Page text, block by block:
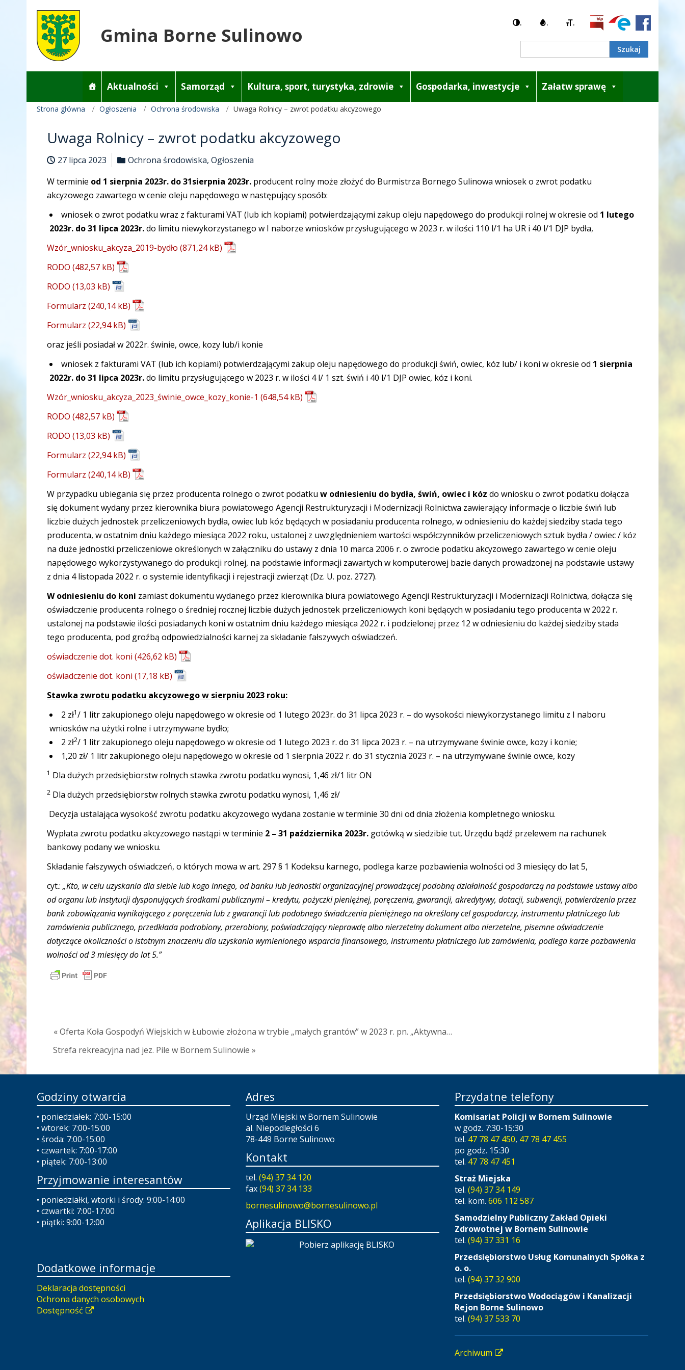
Gmina Borne Sulinowo
. . .
Aktualności Samorząd Kultura, sport, turystyka, zdrowie Gospodarka, inwestycje Załatw sprawę
Strona główna Ogłoszenia Ochrona środowiska Uwaga Rolnicy – zwrot podatku akcyzowego
Uwaga Rolnicy – zwrot podatku akcyzowego
27 lipca 2023 Ochrona środowiska, Ogłoszenia
W terminie od 1 sierpnia 2023r. do 31sierpnia 2023r. producent rolny może złożyć do Burmistrza Bornego Sulinowa wniosek o zwrot podatku
akcyzowego zawartego w cenie oleju napędowego w następujący sposób:
wniosek o zwrot podatku wraz z fakturami VAT (lub ich kopiami) potwierdzającymi zakup oleju napędowego do produkcji rolnej w okresie od 1 lutego
2023r. do 31 lipca 2023r.do limitu niewykorzystanego w I naborze wniosków przysługującego w 2023 r. w ilości 110 l/1 ha UR i 40 l/1 DJP bydła,
Wzór_wniosku_akcyza_2019-bydło
RODO
RODO
Formularz
Formularz
oraz jeśli posiadał w 2022r. świnie, owce, kozy lub/i konie
wniosek z fakturami VAT (lub ich kopiami) potwierdzającymi zakup oleju napędowego do produkcji świń, owiec, kóz lub/ i koni w okresie od 1 sierpnia
2022r. do 31 lipca 2023r.do limitu przysługującego w 2023 r. w ilości 4 l/ 1 szt. świń i 40 l/1 DJP owiec, kóz i koni.
Wzór_wniosku_akcyza_2023_świnie_owce_kozy_konie-1
RODO
RODO
Formularz
Formularz
W przypadku ubiegania się przez producenta rolnego o zwrot podatku w odniesieniu do bydła, świń, owiec i kóz do wniosku o zwrot podatku dołącza
się dokument wydany przez kierownika biura powiatowego Agencji Restrukturyzacji i Modernizacji Rolnictwa zawierający informacje o liczbie świń lub
liczbie dużych jednostek przeliczeniowych bydła, owiec lub kóz będących w posiadaniu producenta rolnego, w odniesieniu do każdej siedziby stada tego
producenta, w ostatnim dniu każdego miesiąca 2022 roku, ustalonej z uwzględnieniem wartości współczynników przeliczeniowych sztuk bydła / owiec / kóz
na duże jednostki przeliczeniowe określonych w załączniku do ustawy z dnia 10 marca 2006 r. o zwrocie podatku akcyzowego zawartego w cenie oleju
napędowego wykorzystywanego do produkcji rolnej, na podstawie informacji zawartych w komputerowej bazie danych prowadzonej na podstawie ustawy
z dnia 4 listopada 2022 r. o systemie identyfikacji i rejestracji zwierząt (Dz. U. poz. 2727).
W odniesieniu do koni zamiast dokumentu wydanego przez kierownika biura powiatowego Agencji Restrukturyzacji i Modernizacji Rolnictwa, dołącza się
oświadczenie producenta rolnego o średniej rocznej liczbie dużych jednostek przeliczeniowych koni będących w posiadaniu tego producenta w 2022 r.
ustalonej na podstawie ilości posiadanych koni w ostatnim dniu każdego miesiąca 2022 r. i podzielonej przez 12 w odniesieniu do każdej siedziby stada
tego producenta, pod groźbą odpowiedzialności karnej za składanie fałszywych oświadczeń.
oświadczenie dot. koni
oświadczenie dot. koni
Stawka zwrotu podatku akcyzowego w sierpniu 2023 roku:
2 zł1/ 1 litr zakupionego oleju napędowego w okresie od 1 lutego 2023r. do 31 lipca 2023 r. – do wysokości niewykorzystanego limitu z I naboru
wniosków na użytki rolne i utrzymywane bydło;
2 zł2/ 1 litr zakupionego oleju napędowego w okresie od 1 lutego 2023 r. do 31 lipca 2023 r. – na utrzymywane świnie owce, kozy i konie;
1,20 zł/ 1 litr zakupionego oleju napędowego w okresie od 1 sierpnia 2022 r. do 31 stycznia 2023 r. – na utrzymywane świnie owce, kozy
1 Dla dużych przedsiębiorstw rolnych stawka zwrotu podatku wynosi, 1,46 zł/1 litr ON
2 Dla dużych przedsiębiorstw rolnych stawka zwrotu podatku wynosi, 1,46 zł/
Decyzja ustalająca wysokość zwrotu podatku akcyzowego wydana zostanie w terminie 30 dni od dnia złożenia kompletnego wniosku.
Wypłata zwrotu podatku akcyzowego nastąpi w terminie 2 – 31 października 2023r. gotówką w siedzibie tut. Urzędu bądź przelewem na rachunek
bankowy podany we wniosku.
Składanie fałszywych oświadczeń, o których mowa w art. 297 § 1 Kodeksu karnego, podlega karze pozbawienia wolności od 3 miesięcy do lat 5,
cyt.:„Kto, w celu uzyskania dla siebie lub kogo innego, od banku lub jednostki organizacyjnej prowadzącej podobną działalność gospodarczą na podstawie ustawy albo
od organu lub instytucji dysponujących środkami publicznymi – kredytu, pożyczki pieniężnej, poręczenia, gwarancji, akredytywy, dotacji, subwencji, potwierdzenia przez
bank zobowiązania wynikającego z poręczenia lub z gwarancji lub podobnego świadczenia pieniężnego na określony cel gospodarczy, instrumentu płatniczego lub
zamówienia publicznego, przedkłada podrobiony, przerobiony, poświadczający nieprawdę albo nierzetelny dokument albo nierzetelne, pisemne oświadczenie
dotyczące okoliczności o istotnym znaczeniu dla uzyskania wymienionego wsparcia finansowego, instrumentu płatniczego lub zamówienia, podlega karze pozbawienia
wolności od 3 miesięcy do lat 5.”
« Oferta Koła Gospodyń Wiejskich w Łubowie złożona w trybie „małych grantów” w 2023 r. pn. „Aktywna…
Strefa rekreacyjna nad jez. Pile w Bornem Sulinowie »
Godziny otwarcia
• poniedziałek: 7:00-15:00
• wtorek: 7:00-15:00
• środa: 7:00-15:00
• czwartek: 7:00-17:00
• piątek: 7:00-13:00
Przyjmowanie interesantów
• poniedziałki, wtorki i środy: 9:00-14:00
• czwartki: 7:00-17:00
• piątki: 9:00-12:00
Dodatkowe informacje
Deklaracja dostępności
Ochrona danych osobowych
Dostępność
Adres
Urząd Miejski w Bornem Sulinowie
al. Niepodległości 6
78-449 Borne Sulinowo
Kontakt
tel. (94) 37 34 120
fax(94) 37 34 133
bornesulinowo@bornesulinowo.pl
Aplikacja BLISKO
Przydatne telefony
Komisariat Policji w Bornem Sulinowie
w godz. 7:30-15:30
tel. 47 78 47 450, 47 78 47 455
po godz. 15:30
tel. 47 78 47 451
Straż Miejska
tel. (94) 37 34 149
tel. kom. 606 112 587
Samodzielny Publiczny Zakład Opieki
Zdrowotnej w Bornem Sulinowie
tel. (94) 37 331 16
Przedsiębiorstwo Usług Komunalnych Spółka z
o. o.
tel. (94) 37 32 900
Przedsiębiorstwo Wodociągów i Kanalizacji
Rejon Borne Sulinowo
tel. (94) 37 533 70
Archiwum